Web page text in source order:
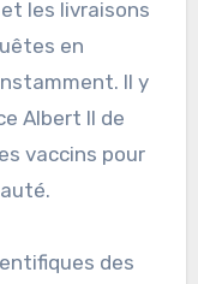
les livraisons
en
Il y
Albert II de
vaccins pour
des